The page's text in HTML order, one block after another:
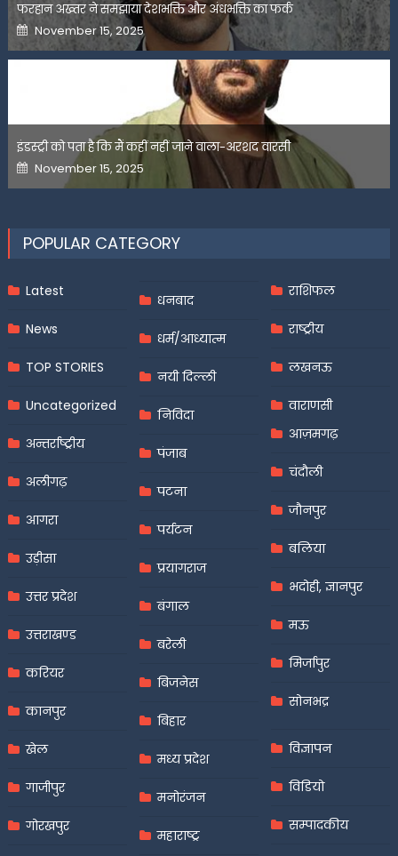
फरहान अख्तर ने समझाया देशभक्ति और अंधभक्ति का फर्क
Posted
on
November 15, 2025
इंडस्ट्री को पता है कि मैं कहीं नहीं जाने वाला-अरशद वारसी
Posted
on
November 15, 2025
POPULAR CATEGORY
Latest
News
TOP STORIES
Uncategorized
अन्तर्राष्ट्रीय
अलीगढ़
आगरा
उड़ीसा
उत्तर प्रदेश
उत्तराखण्ड
करियर
कानपुर
खेल
गाजीपुर
गोरखपुर
धनबाद
धर्म/आध्यात्म
नयी दिल्ली
निविदा
पंजाब
पटना
पर्यटन
प्रयागराज
बंगाल
बरेली
बिजनेस
बिहार
मध्य प्रदेश
मनोरंजन
महाराष्ट्र
राशिफल
राष्ट्रीय
लखनऊ
वाराणसी
आज़मगढ़
चंदौली
जौनपुर
बलिया
भदोही, ज्ञानपुर
मऊ
मिर्जापुर
सोनभद्र
विज्ञापन
विडियो
सम्पादकीय